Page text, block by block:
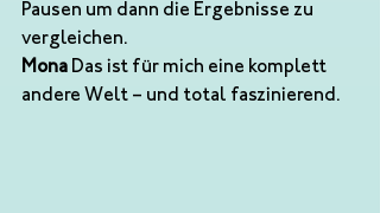
Pausen um dann die Ergebnisse zu
vergleichen.
Mona Das ist für mich eine komplett
andere Welt – und total faszinierend.